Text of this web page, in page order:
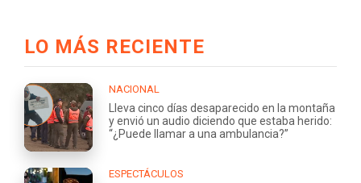
LO MÁS RECIENTE
NACIONAL
Lleva cinco días desaparecido en la montaña
y envió un audio diciendo que estaba herido:
“¿Puede llamar a una ambulancia?”
ESPECTÁCULOS